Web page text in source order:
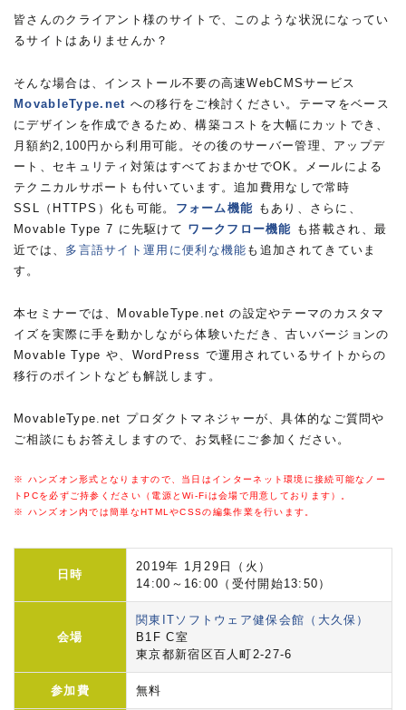
皆さんのクライアント様のサイトで、このような状況になってい
るサイトはありませんか？
そんな場合は、インストール不要の高速WebCMSサービス
MovableType.net への移行をご検討ください。テーマをベース
にデザインを作成できるため、構築コストを大幅にカットでき、
月額約2,100円から利用可能。その後のサーバー管理、アップデ
ート、セキュリティ対策はすべておまかせでOK。メールによる
テクニカルサポートも付いています。追加費用なしで常時
SSL（HTTPS）化も可能。 フォーム機能 もあり、さらに、
Movable Type 7 に先駆けて ワークフロー機能 も搭載され、最
近では、 多言語サイト運用に便利な機能 も追加されてきていま
す。
本セミナーでは、MovableType.net の設定やテーマのカスタマ
イズを実際に手を動かしながら体験いただき、古いバージョンの
Movable Type や、WordPress で運用されているサイトからの
移行のポイントなども解説します。
MovableType.net プロダクトマネジャーが、具体的なご質問や
ご相談にもお答えしますので、お気軽にご参加ください。
※ ハンズオン形式となりますので、当日はインターネット環境に接続可能なノー
トPCを必ずご持参ください（電源とWi-Fiは会場で用意しております）。
※ ハンズオン内では簡単なHTMLやCSSの編集作業を行います。
日時
2019年 1月29日（火）
14:00～16:00（受付開始13:50）
会場
関東ITソフトウェア健保会館（大久保）
B1F C室
東京都新宿区百人町2-27-6
参加費 無料